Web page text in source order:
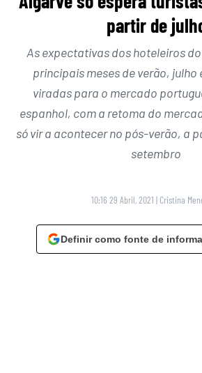
partir de
As expectativas dos hoteleiros
principais meses de verão, julho
viradas para o mercado
espanhol, com a retoma do
só vir a acontecer no pós-verão, a
setembro
10:16 29 Abril, 2021 | Cristina
Definir como fonte de